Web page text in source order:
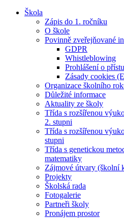
Škola
Zápis do 1. ročníku
O škole
Povinně zveřejňované
GDPR
Whistleblowing
Prohlášení o
Zásady cookies
Organizace školního
Důležité informace
Aktuality ze školy
Třída s rozšířenou
2. stupni
Třída s rozšířenou
stupni
Třída s genetickou
matematiky
Zájmové útvary (školní
Projekty
Školská rada
Fotogalerie
Partneři školy
Pronájem prostor